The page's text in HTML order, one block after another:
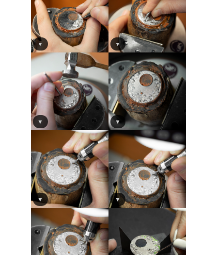
▼ ▼
▼ ▼
▼ ▼